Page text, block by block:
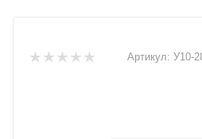
Артикул: У10-